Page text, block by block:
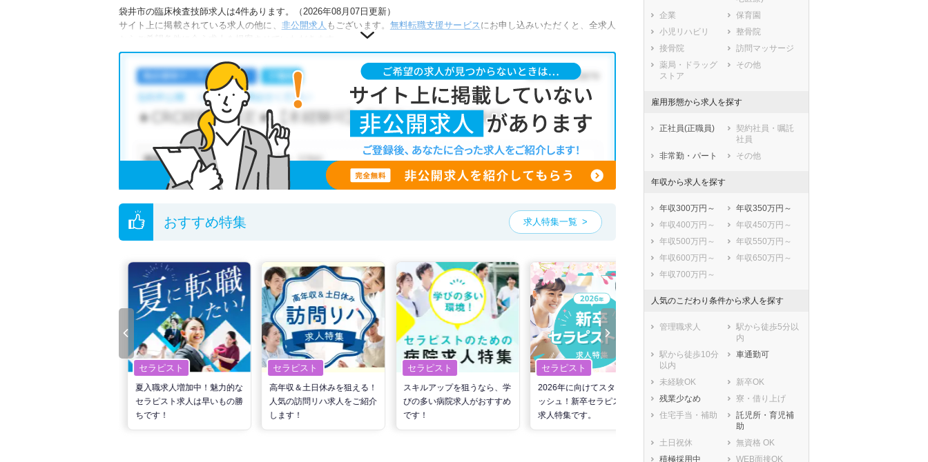
袋井市の臨床検査技師求人は4件あります。（2026年08月07日更新）
サイト上に掲載されている求人の他に、 非公開求人 もございます。 無料転職支援サービス にお申し込みいただくと、全求人
袋井市の臨床検査技師求人では以下のような条件が人気です。
積極採用中・残業少なめ・託児所・育児補助あり 正社員(正職員)・クリニック
他の条件でも人気の求人がございますので、「こだわり条件」から検索いただくか、お気軽にお問い合わせください。
全国の臨床検査技師求人から検索いただくことも可能です。
無料転職支援サービスにお申し込みいただくと、ご希望条件をヒアリングした上で求人をご提案いたします。
ご希望条件がまだ定まっていない方は
人気の希望条件をピックアップした求人特集をぜひご活用ください。
転職支援の他、情報収集や募集状況の確認も、お気軽にご相談ください。
おすすめ特集 求人特集一覧
セラピスト
夏入職求人増加中！魅力的な
セラピスト求人は早いもの勝
ちです！
セラピスト
高年収＆土日休みを狙える！
人気の訪問リハ求人をご紹介
します！
セラピスト
スキルアップを狙うなら、学
びの多い病院求人がおすすめ
です！
セラピスト
2026年に向けてスタートダ
ッシュ！新卒セラピスト向け
求人特集です。
世の中の需要の高まりととも
に増加傾向の「介護施設」求
人をご紹介！
藤枝市
御殿場市
袋井市
下田市
裾野市
湖西市
伊豆市
御前崎市
牧之原市
賀茂郡東伊豆町
賀茂郡松崎町
賀茂郡西伊豆町
田方郡函南町
駿東郡清水町
榛原郡吉田町
企業
保育園
小児リハビリ
整骨院
接骨院
訪問マッサージ
薬局・ドラッグ
ストア
その他
雇用形態から求人を探す
正社員(正職員)
契約社員・嘱託
社員
非常勤・パート
その他
年収から求人を探す
年収300万円～
年収350万円～
年収400万円～
年収450万円～
年収500万円～
年収550万円～
年収600万円～
年収650万円～
年収700万円～
人気のこだわり条件から求人を探す
管理職求人
駅から徒歩5分以
内
駅から徒歩10分
以内
車通勤可
未経験OK
新卒OK
残業少なめ
寮・借り上げ
住宅手当・補助
託児所・育児補
助
土日祝休
無資格 OK
積極採用中
WEB面接OK